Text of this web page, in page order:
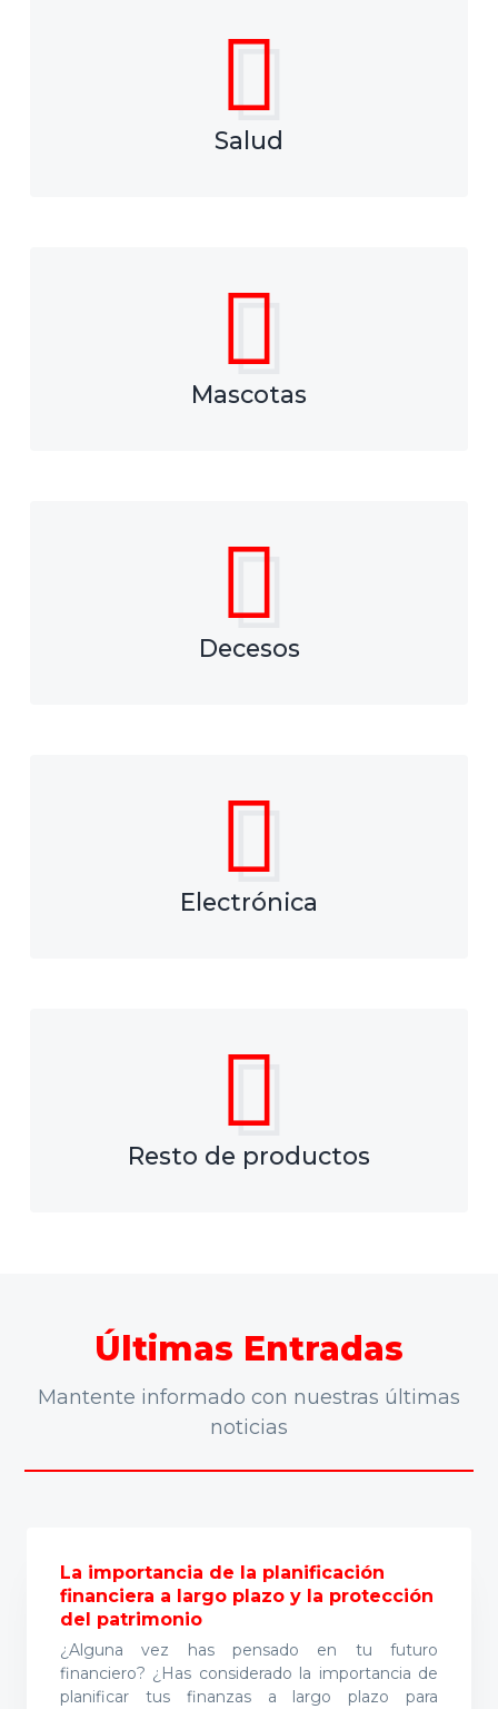
Salud
Mascotas
Decesos
Electrónica
Resto de productos
Últimas Entradas
Mantente informado con nuestras últimas
noticias
La importancia de la planificación
financiera a largo plazo y la protección
del patrimonio
¿Alguna vez has pensado en tu futuro
financiero? ¿Has considerado la importancia de
planificar tus finanzas a largo plazo para